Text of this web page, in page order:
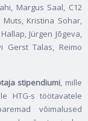
Margus Saal, C12
Kristina Sohar,
Jürgen Jõgeva,
Gerst Talas, Reimo
stipendiumi, mille
HTG-s töötavatele
võimalused